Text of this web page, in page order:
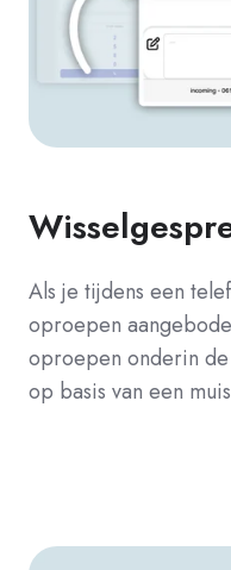
Als je tijdens een
oproepen
oproepen onderin
op basis van een